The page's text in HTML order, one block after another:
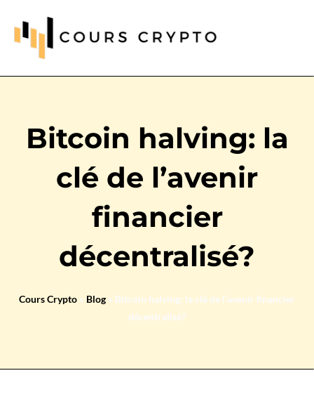
Bitcoin halving: la
clé de l’avenir
financier
décentralisé?
Cours Crypto » Blog » Bitcoin halving: la clé de l’avenir financier
décentralisé?